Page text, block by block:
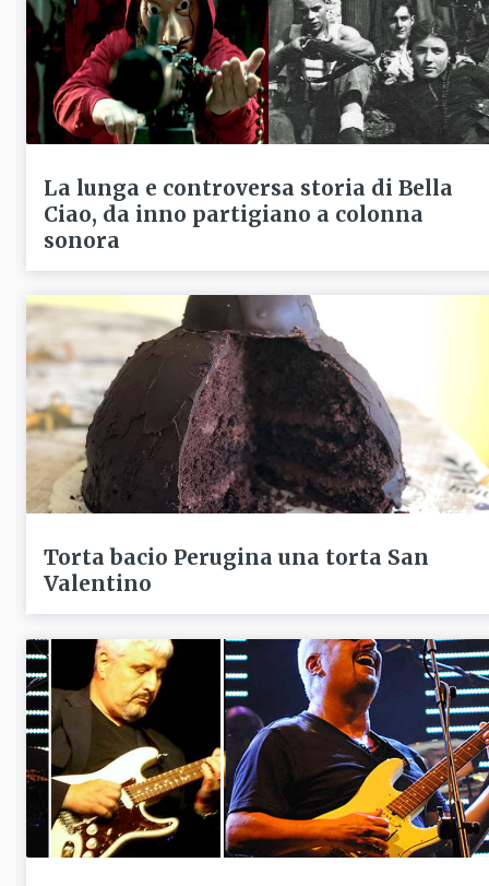
La lunga e controversa storia di Bella
Ciao, da inno partigiano a colonna
sonora
Torta bacio Perugina una torta San
Valentino